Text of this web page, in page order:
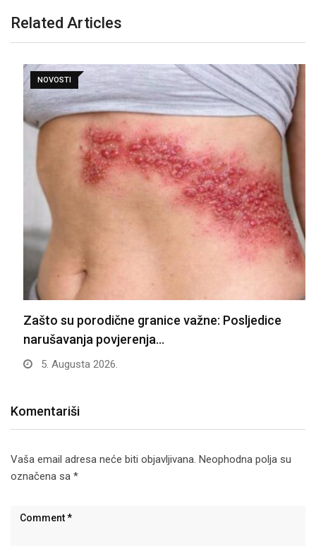
Related Articles
NOVOSTI
Zašto su porodične granice važne: Posljedice
narušavanja povjerenja…
5. Augusta 2026.
Komentariši
Vaša email adresa neće biti objavljivana. Neophodna polja su
označena sa *